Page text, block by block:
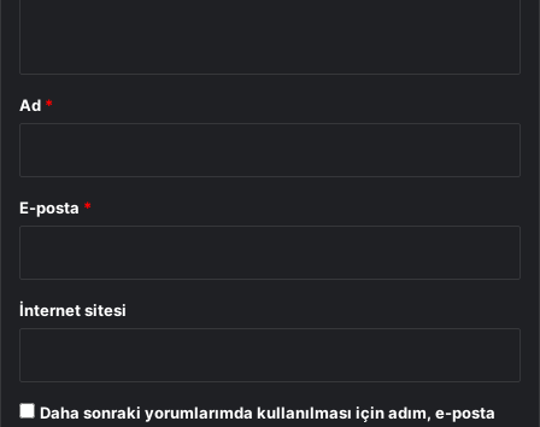
Ad *
E-posta *
İnternet sitesi
Daha sonraki yorumlarımda kullanılması için adım, e-posta